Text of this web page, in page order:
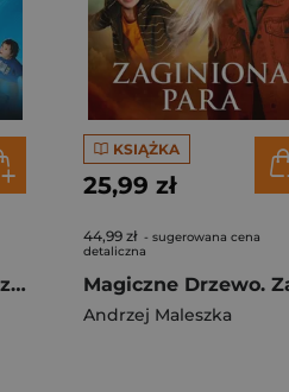
Magiczne Drzewo. Czerwone krzesło (wydanie 2023)
KSIĄŻKA
25,99 zł
44,99 zł - sugerowana cena
detaliczna
Andrzej Maleszka